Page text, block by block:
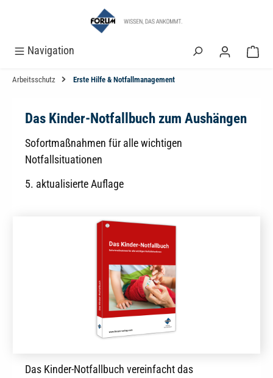
Navigation
Arbeitsschutz Erste Hilfe & Notfallmanagement
Das Kinder-Notfallbuch zum Aushängen
Sofortmaßnahmen für alle wichtigen
Notfallsituationen
5. aktualisierte Auflage
Das Kinder-Notfallbuch vereinfacht das